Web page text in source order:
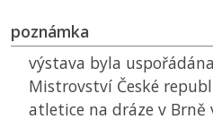
poznámka
výstava byla
Mistrovství České
atletice na dráze v Brně